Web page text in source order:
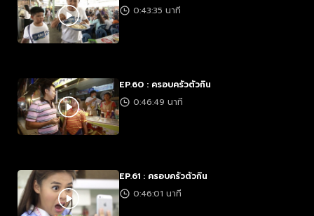
0:43:35 นาที
EP.60 : ครอบครัวตัวกิน
0:46:49 นาที
EP.61 : ครอบครัวตัวกิน
0:46:01 นาที